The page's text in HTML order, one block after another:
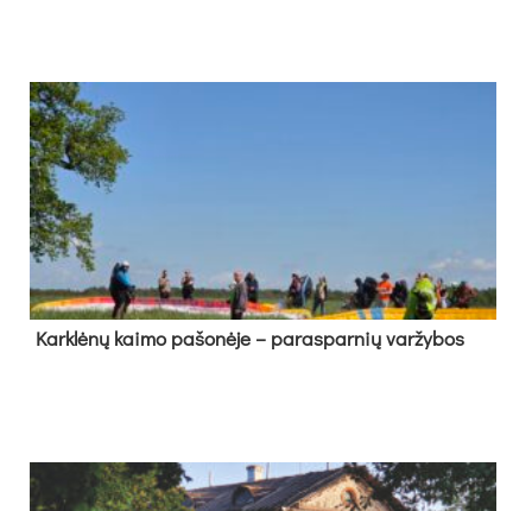
Kark­lė­nų kai­mo pa­šo­nė­je – pa­ras­par­nių var­žy­bos